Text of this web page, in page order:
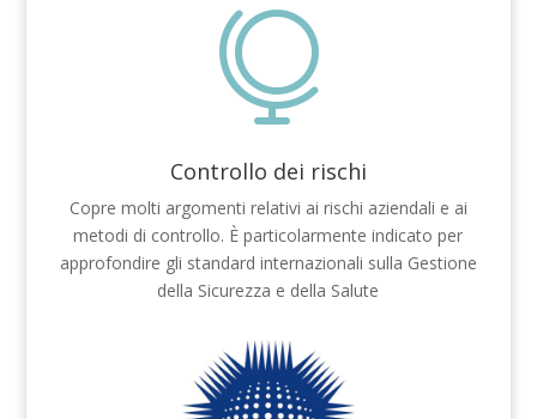

Controllo dei rischi
Copre molti argomenti relativi ai rischi aziendali e ai
metodi di controllo. È particolarmente indicato per
approfondire gli standard internazionali sulla Gestione
della Sicurezza e della Salute